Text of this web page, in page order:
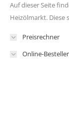
Auf dieser Seite
Heizölmarkt. Diese
Preisrechner
Online-